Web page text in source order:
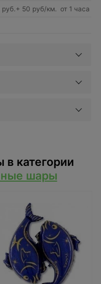
руб.+ 50 руб/км. от 1 часа
категории
шары